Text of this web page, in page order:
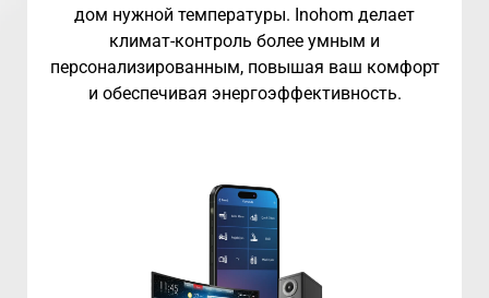
дом нужной температуры. Inohom делает
климат-контроль более умным и
персонализированным, повышая ваш комфорт
и обеспечивая энергоэффективность.